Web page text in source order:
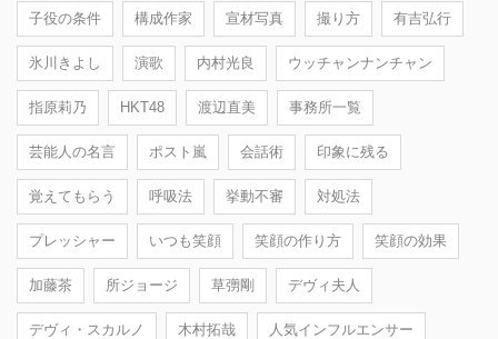
子役の条件 構成作家 宣材写真 撮り方 有吉弘行
氷川きよし 演歌 内村光良 ウッチャンナンチャン
指原莉乃 HKT48 渡辺直美 事務所一覧
芸能人の名言 ポスト嵐 会話術 印象に残る
覚えてもらう 呼吸法 挙動不審 対処法
プレッシャー いつも笑顔 笑顔の作り方 笑顔の効果
加藤茶 所ジョージ 草彅剛 デヴィ夫人
デヴィ・スカルノ 木村拓哉 人気インフルエンサー